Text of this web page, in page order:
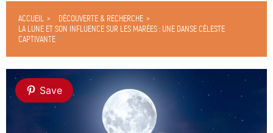
ACCUEIL
DÉCOUVERTE & RECHERCHE
LA LUNE ET SON INFLUENCE SUR LES MARÉES : UNE DANSE CÉLESTE
CAPTIVANTE
Save